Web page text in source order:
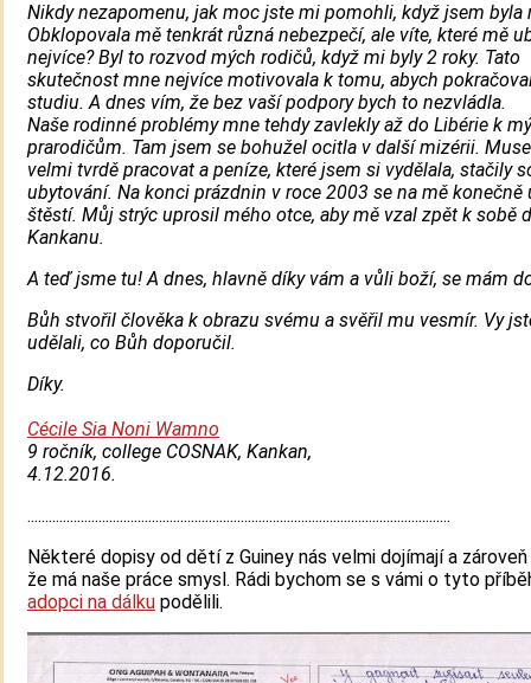
Nikdy nezapomenu, jak moc jste mi pomohli, když jsem byla
Obklopovala mě tenkrát různá nebezpečí, ale víte, které mě
nejvíce? Byl to rozvod mých rodičů, když mi byly 2 roky. Tato
skutečnost mne nejvíce motivovala k tomu, abych
studiu. A dnes vím, že bez vaší podpory bych to nezvládla.
Naše rodinné problémy mne tehdy zavlekly až do Libérie k
prarodičům. Tam jsem se bohužel ocitla v další mizérii.
velmi tvrdě pracovat a peníze, které jsem si vydělala, stačily
ubytování. Na konci prázdnin v roce 2003 se na mě konečně
štěstí. Můj strýc uprosil mého otce, aby mě vzal zpět k sobě
Kankanu.
A teď jsme tu! A dnes, hlavně díky vám a vůli boží, se mám
Bůh stvořil člověka k obrazu svému a svěřil mu vesmír. Vy
udělali, co Bůh doporučil.
Díky.
Cécile Sia Noni Wamno
9 ročník, college COSNAK, Kankan,
4.12.2016.
.......................................................................................................................
Některé dopisy od dětí z Guiney nás velmi dojímají a
že má naše práce smysl. Rádi bychom se s vámi o tyto
adopci na dálku podělili.